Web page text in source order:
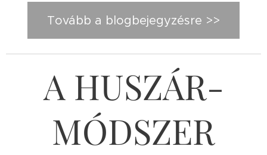
Tovább a blogbejegyzésre >>
A HUSZÁR-
MÓDSZER